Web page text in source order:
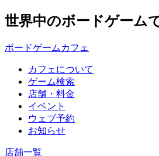
世界中のボードゲーム
ボードゲームカフェ
カフェについて
ゲーム検索
店舗・料金
イベント
ウェブ予約
お知らせ
店舗一覧